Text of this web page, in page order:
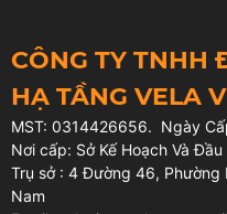
CÔNG TY TNHH
HẠ TẦNG VELA
MST: 0314426656. Ngày
Nơi cấp: Sở Kế Hoạch Và
Trụ sở : 4 Đường 46, Phường
Nam